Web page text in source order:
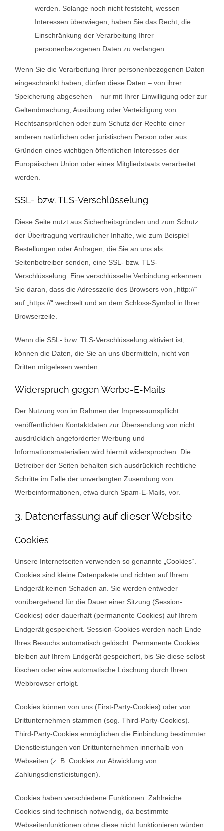
werden. Solange noch nicht feststeht, wessen
Interessen überwiegen, haben Sie das Recht, die
Einschränkung der Verarbeitung Ihrer
personenbezogenen Daten zu verlangen.
Wenn Sie die Verarbeitung Ihrer personenbezogenen Daten
eingeschränkt haben, dürfen diese Daten – von ihrer
Speicherung abgesehen – nur mit Ihrer Einwilligung oder zur
Geltendmachung, Ausübung oder Verteidigung von
Rechtsansprüchen oder zum Schutz der Rechte einer
anderen natürlichen oder juristischen Person oder aus
Gründen eines wichtigen öffentlichen Interesses der
Europäischen Union oder eines Mitgliedstaats verarbeitet
werden.
SSL- bzw. TLS-Verschlüsselung
Diese Seite nutzt aus Sicherheitsgründen und zum Schutz
der Übertragung vertraulicher Inhalte, wie zum Beispiel
Bestellungen oder Anfragen, die Sie an uns als
Seitenbetreiber senden, eine SSL- bzw. TLS-
Verschlüsselung. Eine verschlüsselte Verbindung erkennen
Sie daran, dass die Adresszeile des Browsers von „http://“
auf „https://“ wechselt und an dem Schloss-Symbol in Ihrer
Browserzeile.
Wenn die SSL- bzw. TLS-Verschlüsselung aktiviert ist,
können die Daten, die Sie an uns übermitteln, nicht von
Dritten mitgelesen werden.
Widerspruch gegen Werbe-E-Mails
Der Nutzung von im Rahmen der Impressumspflicht
veröffentlichten Kontaktdaten zur Übersendung von nicht
ausdrücklich angeforderter Werbung und
Informationsmaterialien wird hiermit widersprochen. Die
Betreiber der Seiten behalten sich ausdrücklich rechtliche
Schritte im Falle der unverlangten Zusendung von
Werbeinformationen, etwa durch Spam-E-Mails, vor.
3. Datenerfassung auf dieser Website
Cookies
Unsere Internetseiten verwenden so genannte „Cookies“.
Cookies sind kleine Datenpakete und richten auf Ihrem
Endgerät keinen Schaden an. Sie werden entweder
vorübergehend für die Dauer einer Sitzung (Session-
Cookies) oder dauerhaft (permanente Cookies) auf Ihrem
Endgerät gespeichert. Session-Cookies werden nach Ende
Ihres Besuchs automatisch gelöscht. Permanente Cookies
bleiben auf Ihrem Endgerät gespeichert, bis Sie diese selbst
löschen oder eine automatische Löschung durch Ihren
Webbrowser erfolgt.
Cookies können von uns (First-Party-Cookies) oder von
Drittunternehmen stammen (sog. Third-Party-Cookies).
Third-Party-Cookies ermöglichen die Einbindung bestimmter
Dienstleistungen von Drittunternehmen innerhalb von
Webseiten (z. B. Cookies zur Abwicklung von
Zahlungsdienstleistungen).
Cookies haben verschiedene Funktionen. Zahlreiche
Cookies sind technisch notwendig, da bestimmte
Webseitenfunktionen ohne diese nicht funktionieren würden